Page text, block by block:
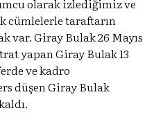
cümlelerle taraftarın
var. Giray Bulak 26 Mayıs
yapan Giray Bulak 13
ve kadro
düşen Giray Bulak